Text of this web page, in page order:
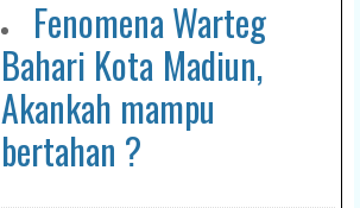
Fenomena Warteg
Bahari Kota Madiun,
Akankah mampu
bertahan ?